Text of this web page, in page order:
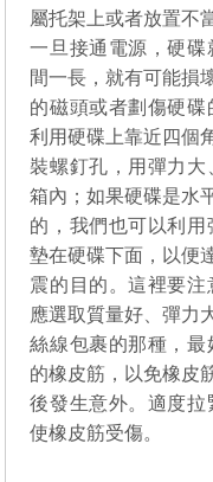
屬托架上或者放置不
一旦接通電源，硬
間一長，就有可能損
的磁頭或者劃傷硬
利用硬碟上靠近四個
裝螺釘孔，用彈力
箱內；如果硬碟是水
的，我們也可以利
墊在硬碟下面，以便
震的目的。這裡要注
應選取質量好、彈力
絲線包裹的那種，
的橡皮筋，以免橡皮
後發生意外。適度
使橡皮筋受傷。